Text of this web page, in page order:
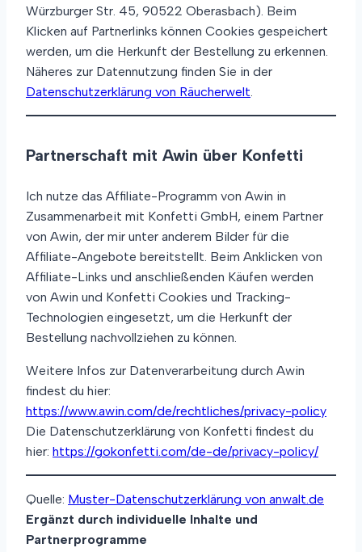
Würzburger Str. 45, 90522 Oberasbach). Beim
Klicken auf Partnerlinks können Cookies gespeichert
werden, um die Herkunft der Bestellung zu erkennen.
Näheres zur Datennutzung finden Sie in der
Datenschutzerklärung von Räucherwelt
Partnerschaft mit Awin über Konfetti
Ich nutze das Affiliate-Programm von Awin in
Zusammenarbeit mit Konfetti GmbH, einem Partner
von Awin, der mir unter anderem Bilder für die
Affiliate-Angebote bereitstellt. Beim Anklicken von
Affiliate-Links und anschließenden Käufen werden
von Awin und Konfetti Cookies und Tracking-
Technologien eingesetzt, um die Herkunft der
Bestellung nachvollziehen zu können.
Weitere Infos zur Datenverarbeitung durch Awin
findest du hier:
https://www.awin.com/de/rechtliches/privacy-policy
Die Datenschutzerklärung von Konfetti findest du
hier: https://gokonfetti.com/de-de/privacy-policy/
Quelle: Muster-Datenschutzerklärung von anwalt.de
Ergänzt durch individuelle Inhalte und
Partnerprogramme